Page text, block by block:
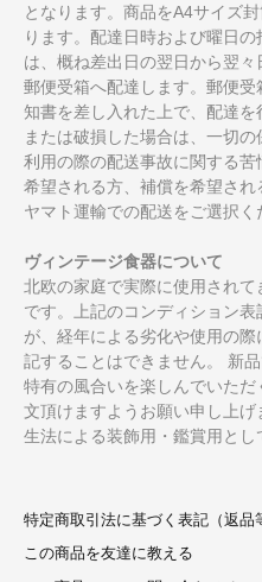
となります。商品をA4サイズ
ります。配達日時および曜日
は、概ね差出日の翌日から翌
郵便受箱へ配達します。郵便
知書を差し入れた上で、配達
または破損した場合は、一切
利用の際の配送事故に関する
希望される方、補償を希望され
ヤマト運輸での配送をご選択く
ヴィンテージ食器について
北欧の家庭で実際に使用され
です。上記のコンディション
が、経年による劣化や使用の
記することはできません。 新
特有の風合いを楽しんでいた
文頂けますようお願い申し上
生法による装飾用・鑑賞用とし
特定商取引法に基づく表記（返品
この商品を友達に教える